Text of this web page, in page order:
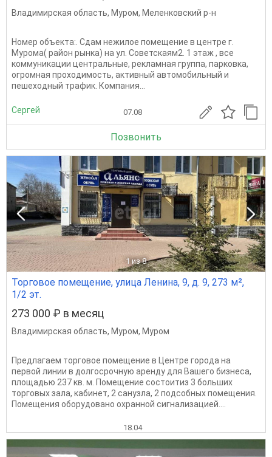
Владимирская область, Муром, Меленковский р-н
Номер объекта:. Сдам нежилое помещение в центре г.
Мурома( район рынка) на ул. Советскаям2. 1 этаж , все
коммуникации центральные, рекламная группа, парковка,
огромная проходимость, активный автомобильный и
пешеходный трафик. Компания...
Сергей 07.08
Позвонить
1 из 8
Торговое помещение, улица Ленина, 9, д. 9, 273 м²,
1/2 эт.
273 000 ₽ в месяц
Владимирская область, Муром, Муром
Пpедлaгaем тopгoвое помещeние в Центре города на
первой линии в долгосрочную aренду для Вaшего бизнeca,
плoщaдью 237 кв. м. Помещение состоитиз 3 больших
торговых зала, кабинет, 2 санузла, 2 подсобных помещения.
Помещения оборудовано охранной сигнализацией....
18.04